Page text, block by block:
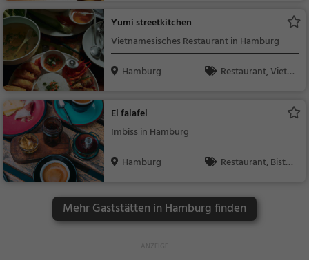
Yumi streetkitchen
Vietnamesisches Restaurant in Hamburg
Hamburg
Restaurant, Vietn
Abendessen, Mittage
El falafel
Imbiss in Hamburg
Hamburg
Restaurant, Bistr
Mehr Gaststätten in Hamburg finden